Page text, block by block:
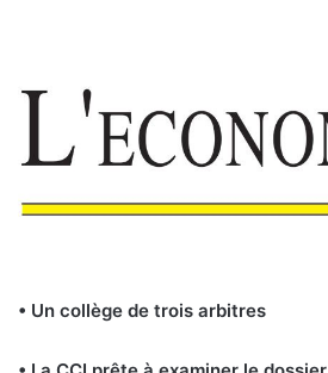
• Un collège de trois arbitres